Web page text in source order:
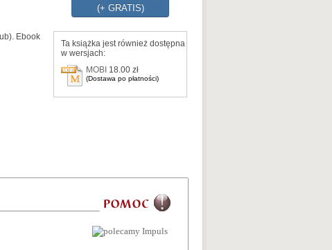
(+ GRATIS)
Ta książka jest również dostępna
w wersjach:
MOBI 18.00 zł
(Dostawa po płatności)
Ebook